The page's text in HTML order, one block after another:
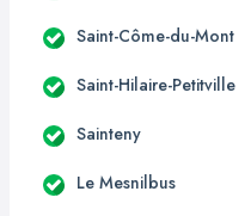
Saint-Côme-du-Mont
Saint-Hilaire-Petitville
Sainteny
Le Mesnilbus